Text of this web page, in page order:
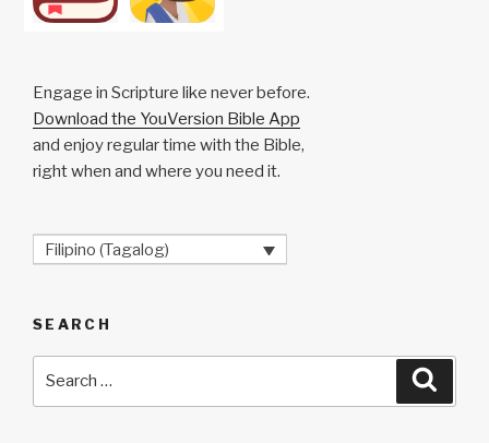
Engage in Scripture like never before.
Download the YouVersion Bible App
and enjoy regular time with the Bible,
right when and where you need it.
Filipino (Tagalog)
SEARCH